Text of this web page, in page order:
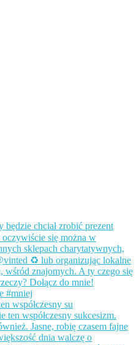
współczesny su